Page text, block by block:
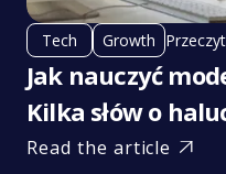
Tech Growth
Jak nauczyć
Kilka słów o
Read the article 